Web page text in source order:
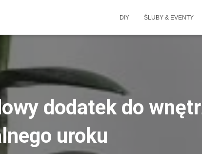
DIY ŚLUBY & EVENTY
dodatek do
uroku